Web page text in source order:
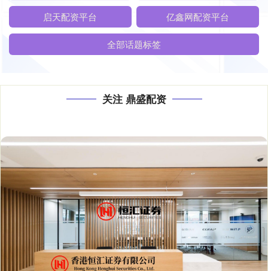
启天配资平台 亿鑫网配资平台
全部话题标签
关注 鼎盛配资